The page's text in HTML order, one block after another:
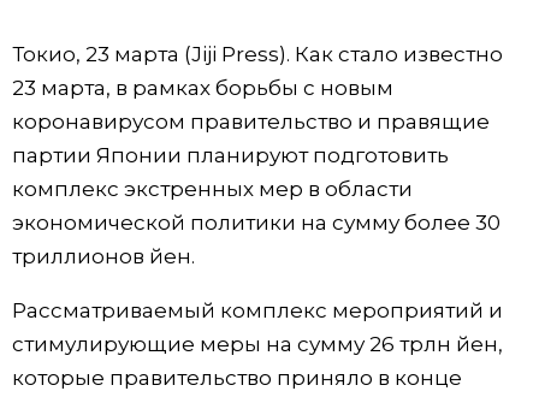
Разделы
Блог
Экономика
Популярные статьи
Японский язык
Семья
official SNS
Токио, 23 марта (Jiji Press). Как стало известно
23 марта, в рамках борьбы с новым
коронавирусом правительство и правящие
партии Японии планируют подготовить
комплекс экстренных мер в области
экономической политики на сумму более 30
триллионов йен.
Рассматриваемый комплекс мероприятий и
стимулирующие меры на сумму 26 трлн йен,
которые правительство приняло в конце